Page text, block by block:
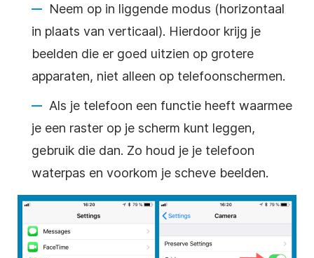
Neem op in liggende modus (horizontaal
in plaats van verticaal). Hierdoor krijg je
beelden die er goed uitzien op grotere
apparaten, niet alleen op telefoonschermen.
Als je telefoon een functie heeft waarmee
je een raster op je scherm kunt leggen,
gebruik die dan. Zo houd je je telefoon
waterpas en voorkom je scheve beelden.